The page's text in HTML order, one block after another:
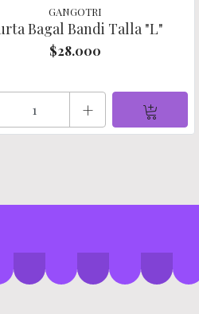
GANGOTRI
Bagal Bandi Talla "L"
$28.000
+